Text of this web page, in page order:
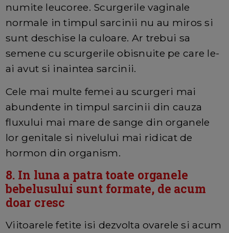
numite leucoree. Scurgerile vaginale
normale in timpul sarcinii nu au miros si
sunt deschise la culoare. Ar trebui sa
semene cu scurgerile obisnuite pe care le-
ai avut si inaintea sarcinii.
Cele mai multe femei au scurgeri mai
abundente in timpul sarcinii din cauza
fluxului mai mare de sange din organele
lor genitale si nivelului mai ridicat de
hormon din organism.
8. In luna a patra toate organele
bebelusului sunt formate, de acum
doar cresc
Viitoarele fetite isi dezvolta ovarele si acum